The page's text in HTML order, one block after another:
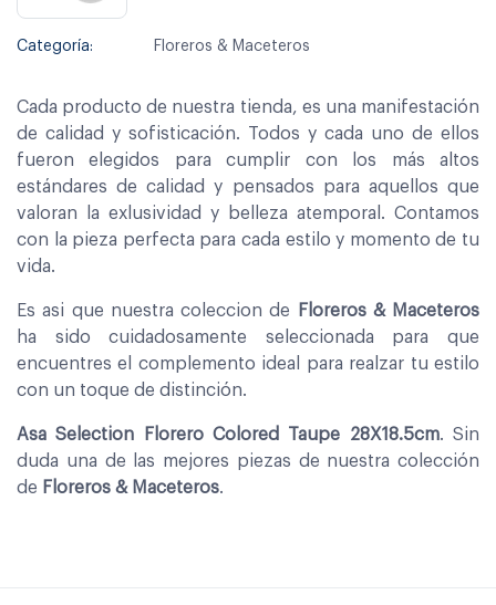
Categoría: Floreros & Maceteros
Cada producto de nuestra tienda, es una manifestación
de calidad y sofisticación. Todos y cada uno de ellos
fueron elegidos para cumplir con los más altos
estándares de calidad y pensados para aquellos que
valoran la exlusividad y belleza atemporal. Contamos
con la pieza perfecta para cada estilo y momento de tu
vida.
Es asi que nuestra coleccion de
Floreros & Maceteros
ha sido cuidadosamente seleccionada para que
encuentres el complemento ideal para realzar tu estilo
con un toque de distinción.
Asa Selection Florero Colored Taupe 28X18.5cm. Sin
duda una de las mejores piezas de nuestra colección
de Floreros & Maceteros.